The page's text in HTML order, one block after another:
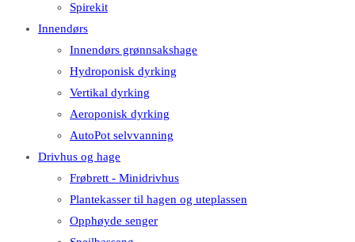
Spirekit
Innendørs
Innendørs grønnsakshage
Hydroponisk dyrking
Vertikal dyrking
Aeroponisk dyrking
AutoPot selvvanning
Drivhus og hage
Frøbrett - Minidrivhus
Plantekasser til hagen og uteplassen
Opphøyde senger